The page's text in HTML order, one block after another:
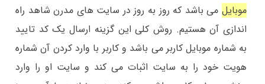
موبایل می باشد که روز به روز در سایت های مدرن شاهد راه
اندازی آن هستیم. روش کلی این گزینه ارسال یک کد تایید
به شماره موبایل کاربر می باشد و کاربر با وارد کردن آن شماره
هویت خود را به سایت اثبات می کند و سایت او را وارد